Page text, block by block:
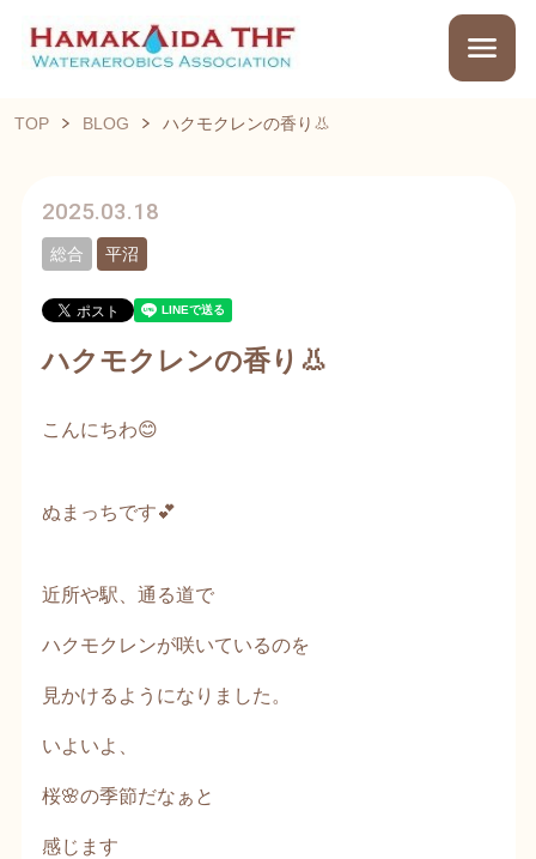
TOP BLOG ハクモクレンの香り👃
2025.03.18
総合 平沼
ハクモクレンの香り👃
こんにちわ😊
ぬまっちです💕
近所や駅、通る道で
ハクモクレンが咲いているのを
見かけるようになりました。
いよいよ、
桜🌸の季節だなぁと
感じます